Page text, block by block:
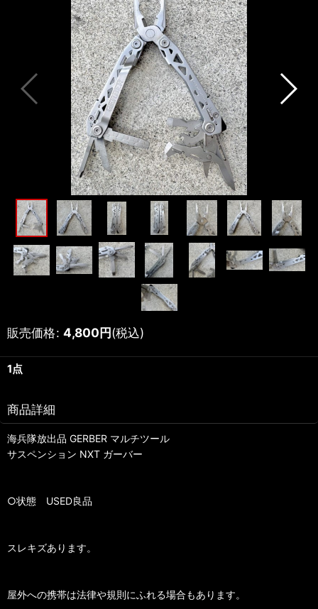
販売価格: 4,800円(税込)
1点
商品詳細
海兵隊放出品 GERBER マルチツール
サスペンション NXT ガーバー
○状態 USED良品
スレキズあります。
屋外への携帯は法律や規則にふれる場合もあります。